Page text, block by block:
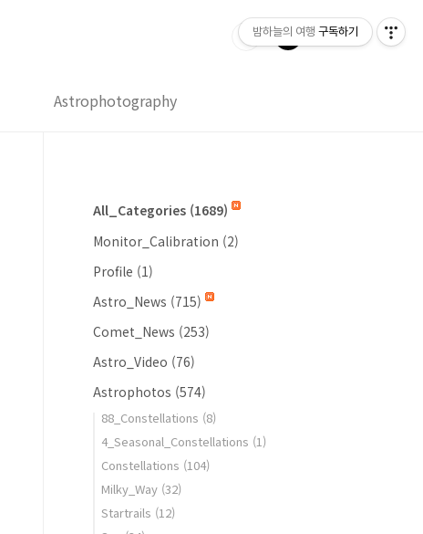
Astrophotography
All_Categories (1689)
Monitor_Calibration (2)
Profile (1)
Astro_News (715)
Comet_News (253)
Astro_Video (76)
Astrophotos (574)
88_Constellations (8)
4_Seasonal_Constellations (1)
Constellations (104)
Milky_Way (32)
Startrails (12)
밤하늘의 여행 구독하기